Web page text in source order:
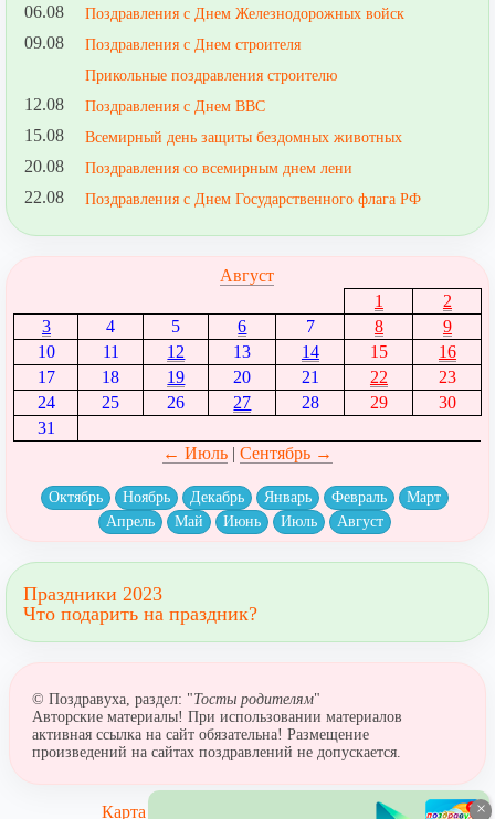
06.08 Поздравления с Днем Железнодорожных войск
09.08
Поздравления с Днем строителя
Прикольные поздравления строителю
12.08 Поздравления с Днем ВВС
15.08 Всемирный день защиты бездомных животных
20.08 Поздравления со всемирным днем лени
22.08 Поздравления с Днем Государственного флага РФ
Август
1
2
3
4 5 6 7 8
9
10
11 12 13 14 15
16
17
18 19 20 21 22
23
24
25 26 27 28 29
30
31
← Июль| Сентябрь →
Октябрь Ноябрь Декабрь Январь Февраль
Март
Апрель
Май Июнь Июль Август
Праздники 2023
Что подарить на праздник?
© Поздравуха, раздел: "Тосты родителям"
Авторские материалы! При использовании материалов
активная ссылка на сайт обязательна! Размещение
произведений на сайтах поздравлений не допускается.
Карта сайта
×